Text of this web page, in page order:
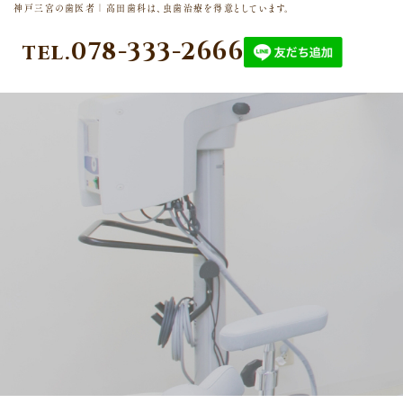
神戸三宮の歯医者｜高田歯科は、虫歯治療を得意としています。
tel.078-333-2666
ての方
へ
医院
概要・ア
クセス
保存
治療